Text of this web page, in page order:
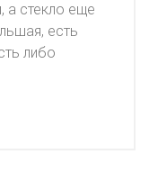
а стекло еще
есть
либо